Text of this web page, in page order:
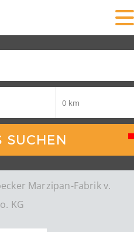
SUCHEN
Marzipan-Fabrik v.
KG